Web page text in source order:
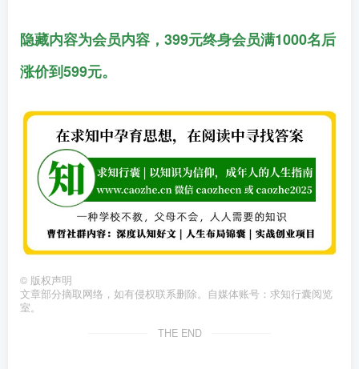
隐藏内容为会员内容，399元终身会员满1000名后
涨价到599元。
© 版权声明
文章部分摘取网络，如有侵权联系删除。自媒体账号：求知行囊阅览
室。
THE END